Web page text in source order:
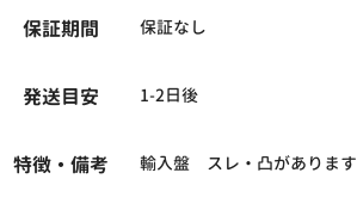
保証期間 保証なし
発送目安 1-2日後
特徴・備考 輸入盤 スレ・凸があります